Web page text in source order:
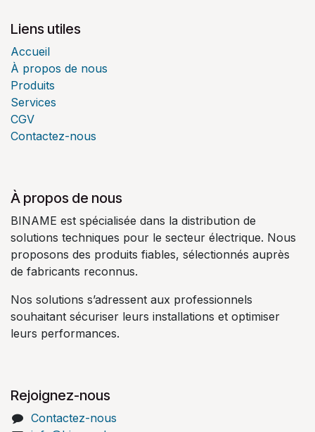
Liens utiles
Accueil
À propos de nous
Produits
Services
CGV
Contactez-nous
À propos de nous
BINAME est spécialisée dans la distribution de
solutions techniques pour le secteur électrique. Nous
proposons des produits fiables, sélectionnés auprès
de fabricants reconnus.
Nos solutions s’adressent aux professionnels
souhaitant sécuriser leurs installations et optimiser
leurs performances.
Rejoignez-nous
Contactez-nous